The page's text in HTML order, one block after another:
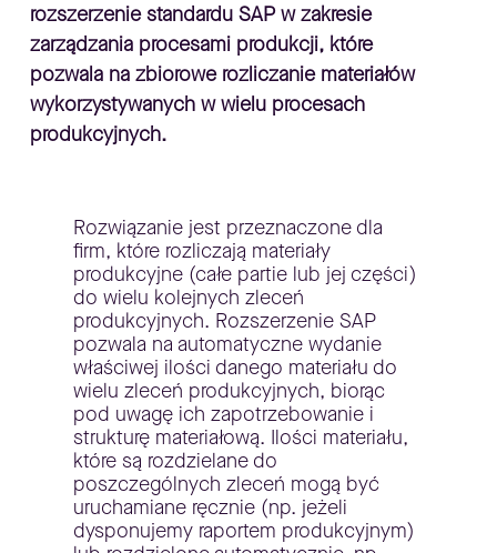
rozszerzenie standardu SAP w zakresie
zarządzania procesami produkcji, które
pozwala na zbiorowe rozliczanie materiałów
wykorzystywanych w wielu procesach
produkcyjnych.
Rozwiązanie jest przeznaczone dla
firm, które rozliczają materiały
produkcyjne (całe partie lub jej części)
do wielu kolejnych zleceń
produkcyjnych. Rozszerzenie SAP
pozwala na automatyczne wydanie
właściwej ilości danego materiału do
wielu zleceń produkcyjnych, biorąc
pod uwagę ich zapotrzebowanie i
strukturę materiałową. Ilości materiału,
które są rozdzielane do
poszczególnych zleceń mogą być
uruchamiane ręcznie (np. jeżeli
dysponujemy raportem produkcyjnym)